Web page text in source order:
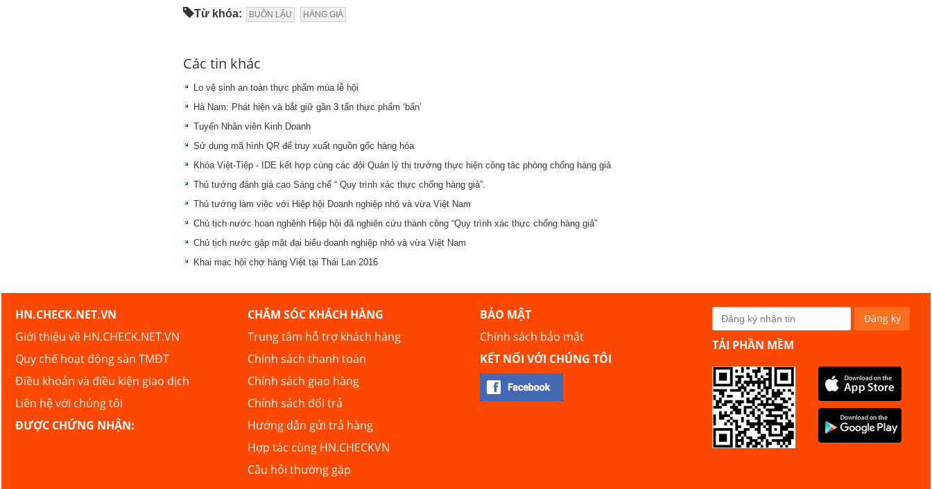
Từ khóa: BUÔN LẬU HÀNG GIẢ
Các tin khác
Lo vệ sinh an toàn thực phẩm mùa lễ hội
Hà Nam: Phát hiện và bắt giữ gần 3 tấn thực phẩm ‘bẩn’
Tuyển Nhân viên Kinh Doanh
Sử dụng mã hình QR để truy xuất nguồn gốc hàng hóa
Khóa Việt-Tiệp - IDE kết hợp cùng các đội Quản lý thị trường thực hiện công tác phòng chống hàng giả
Thủ tướng đánh giá cao Sáng chế “ Quy trình xác thực chống hàng giả”.
Thủ tướng làm việc với Hiệp hội Doanh nghiệp nhỏ và vừa Việt Nam
Chủ tịch nước hoan nghênh Hiệp hội đã nghiên cứu thành công “Quy trình xác thực chống hàng giả”
Chủ tịch nước gặp mặt đại biểu doanh nghiệp nhỏ và vừa Việt Nam
Khai mạc hội chợ hàng Việt tại Thái Lan 2016
HN.CHECK.NET.VN
Giới thiệu về HN.CHECK.NET.VN
Quy chế hoạt động sàn TMĐT
Điều khoản và điều kiện giao dịch
Liên hệ với chúng tôi
ĐƯỢC CHỨNG NHẬN:
CHĂM SÓC KHÁCH HÀNG
Trung tâm hỗ trợ khách hàng
Chính sách thanh toán
Chính sách giao hàng
Chính sách đổi trả
Hướng dẫn gửi trả hàng
Hợp tác cùng HN.CHECKVN
Câu hỏi thường gặp
BẢO MẬT
Chính sách bảo mật
KẾT NỐI VỚI CHÚNG TÔI
TẢI PHẦN MỀM